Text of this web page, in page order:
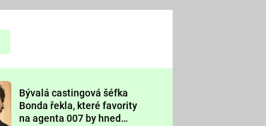
Prima LAJK
Sledujte nás
Bývalá castingová šéfka
Bonda řekla, které favority
na agenta 007 by hned